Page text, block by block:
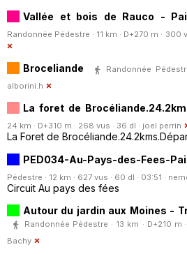
Vallée et bois de Rauco -
Randonnée Pédestre · 11 km · D+270 m · 300
Broceliande
Randonnée
alborini.h
La foret de
24 km · D+310 m · 268 vus · 36 dl · joel perrin
La Foret de
PED034-Au-Pays-des-Fees-
Pédestre · 12 km · 627 vus · 60 dl · 03:51 ·
Circuit Au pays des fées
Autour du jardin aux Moines -
Randonnée Pédestre · 13 km · D+210 m
Bachy